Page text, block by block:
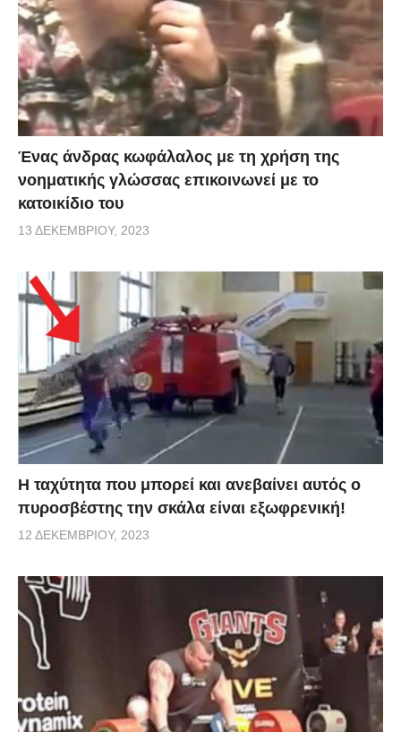
Ένας άνδρας κωφάλαλος με τη χρήση της
νοηματικής γλώσσας επικοινωνεί με το
κατοικίδιο του
13 ΔΕΚΕΜΒΡΊΟΥ, 2023
Η ταχύτητα που μπορεί και ανεβαίνει αυτός ο
πυροσβέστης την σκάλα είναι εξωφρενική!
12 ΔΕΚΕΜΒΡΊΟΥ, 2023